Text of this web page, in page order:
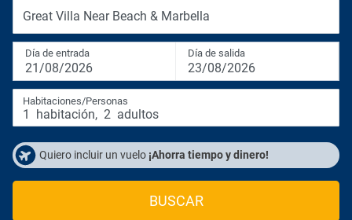
Great Villa Near Beach & Marbella
Día de entrada
21/08/2026
Día de salida
23/08/2026
Habitaciones/Personas
1 habitación, 2 adultos
Quiero incluir un vuelo ¡Ahorra tiempo y dinero!
BUSCAR